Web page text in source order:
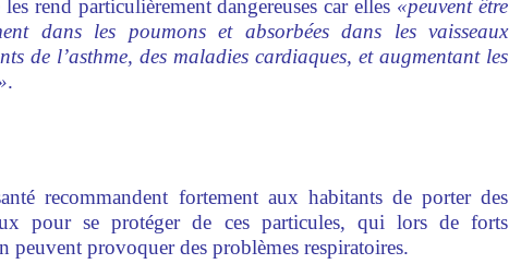
rend particulièrement dangereuses car elles «peuvent être
dans les poumons et absorbées dans les vaisseaux
de l’asthme, des maladies cardiaques, et augmentant les
.
recommandent fortement aux habitants de porter des
pour se protéger de ces particules, qui lors de forts
peuvent provoquer des problèmes respiratoires.